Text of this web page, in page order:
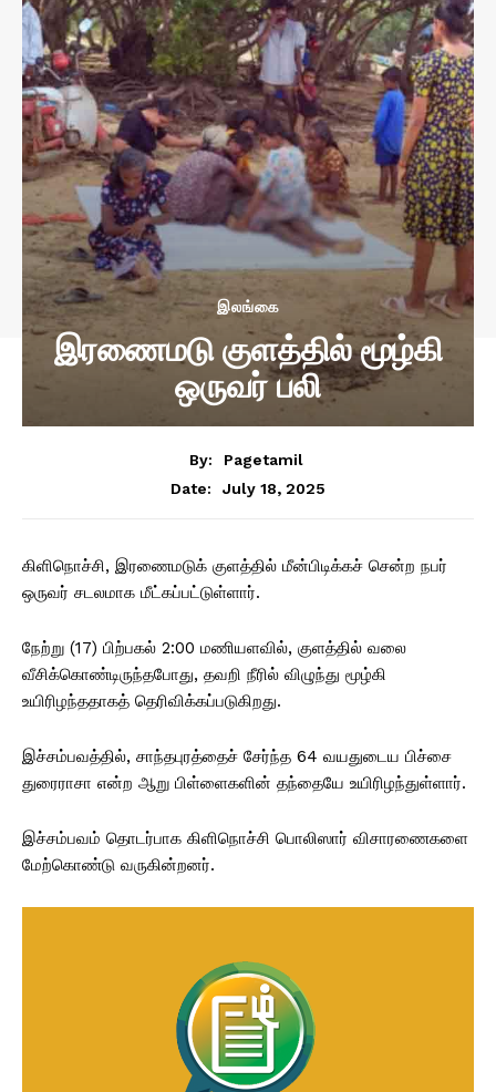
இலங்கை
இரணைமடு குளத்தில் மூழ்கி
ஒருவர் பலி
By:
Pagetamil
Date:
July 18, 2025
கிளிநொச்சி, இரணைமடுக் குளத்தில் மீன்பிடிக்கச் சென்ற நபர்
ஒருவர் சடலமாக மீட்கப்பட்டுள்ளார்.
நேற்று (17) பிற்பகல் 2:00 மணியளவில், குளத்தில் வலை
வீசிக்கொண்டிருந்தபோது, தவறி நீரில் விழுந்து மூழ்கி
உயிரிழந்ததாகத் தெரிவிக்கப்படுகிறது.
இச்சம்பவத்தில், சாந்தபுரத்தைச் சேர்ந்த 64 வயதுடைய பிச்சை
துரைராசா என்ற ஆறு பிள்ளைகளின் தந்தையே உயிரிழந்துள்ளார்.
இச்சம்பவம் தொடர்பாக கிளிநொச்சி பொலிஸார் விசாரணைகளை
மேற்கொண்டு வருகின்றனர்.